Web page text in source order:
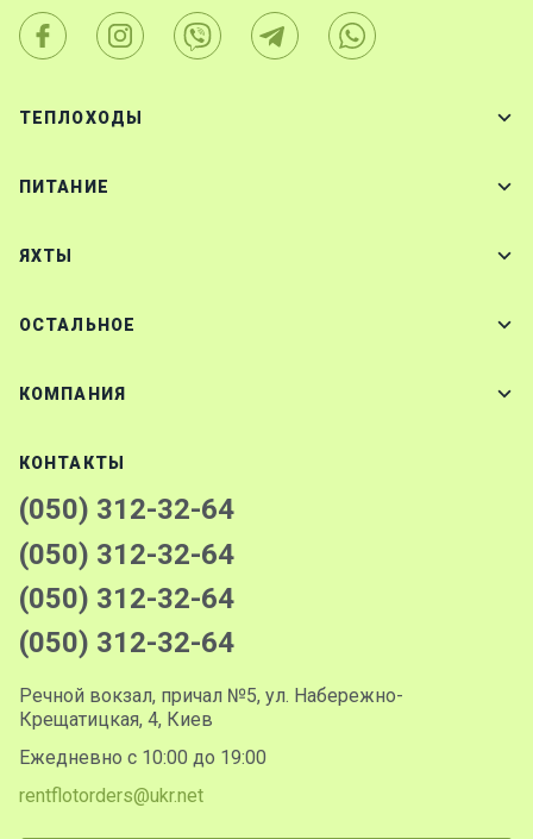
ТЕПЛОХОДЫ
ПИТАНИЕ
ЯХТЫ
ОСТАЛЬНОЕ
КОМПАНИЯ
КОНТАКТЫ
(050) 312-32-64
(050) 312-32-64
(050) 312-32-64
(050) 312-32-64
Речной вокзал, причал №5, ул. Набережно-
Крещатицкая, 4, Киев
Ежедневно с 10:00 до 19:00
rentflotorders@ukr.net